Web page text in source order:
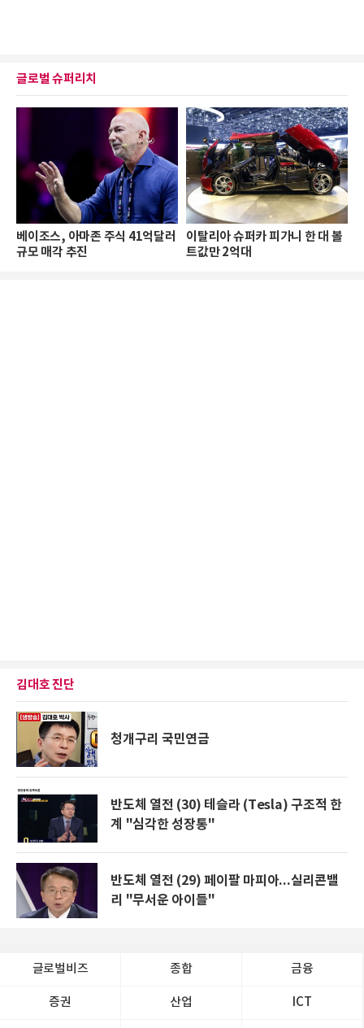
글로벌 슈퍼리치
베이조스, 아마존 주식 41억달러
규모 매각 추진
이탈리아 슈퍼카 피가니 한 대 볼
트값만 2억대
김대호 진단
청개구리 국민연금
반도체 열전 (30) 테슬라 (Tesla) 구조적 한
계 "심각한 성장통"
반도체 열전 (29) 페이팔 마피아...실리콘밸
리 "무서운 아이들"
글로벌비즈 종합 금융
증권 산업 ICT